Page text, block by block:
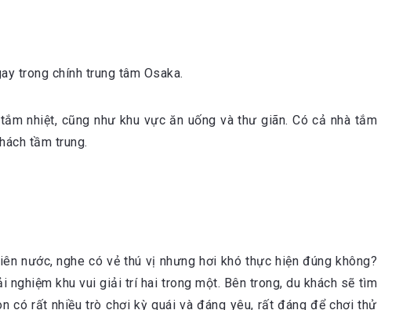
trong chính trung tâm Osaka.
nhiệt, cũng như khu vực ăn uống và thư giãn. Có cả nhà tắm
tầm trung.
nước, nghe có vẻ thú vị nhưng hơi khó thực hiện đúng không?
nghiệm khu vui giải trí hai trong một. Bên trong, du khách sẽ tìm
có rất nhiều trò chơi kỳ quái và đáng yêu, rất đáng để chơi thử